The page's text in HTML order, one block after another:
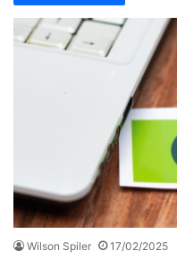
Wilson Spiler 17/02/2025